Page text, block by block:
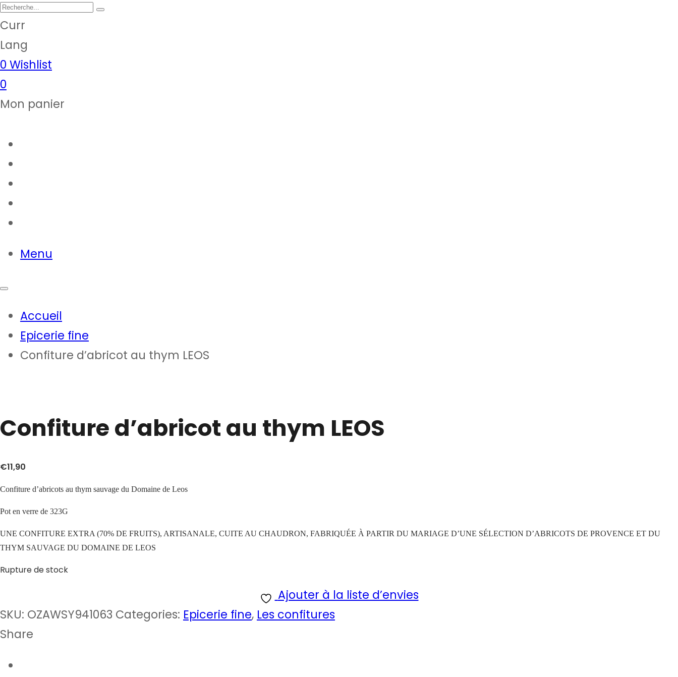
Curr
Lang
0 Wishlist
0
Mon panier
Menu
Accueil
Epicerie fine
Confiture d’abricot au thym LEOS
Confiture d’abricot au thym LEOS
€11,90
Confiture d’abricots au thym sauvage du Domaine de Leos
Pot en verre de 323G
UNE CONFITURE EXTRA (70% DE FRUITS), ARTISANALE, CUITE AU CHAUDRON, FABRIQUÉE À PARTIR DU MARIAGE D’UNE SÉLECTION D’ABRICOTS DE PROVENCE ET DU
THYM SAUVAGE DU DOMAINE DE LEOS
Rupture de stock
Ajouter à la liste d’envies
SKU: OZAWSY941063 Categories: Epicerie fine, Les confitures
Share